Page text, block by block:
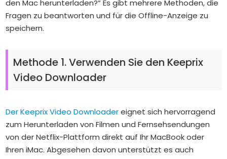
den Mac herunterladen?“ Es gibt mehrere Methoden, die
Fragen zu beantworten und für die Offline-Anzeige zu
speichern.
Methode 1. Verwenden Sie den Keeprix
Video Downloader
Der Keeprix Video Downloadereignet sich hervorragend
zum Herunterladen von Filmen und Fernsehsendungen
von der Netflix-Plattform direkt auf Ihr MacBook oder
Ihren iMac. Abgesehen davon unterstützt es auch